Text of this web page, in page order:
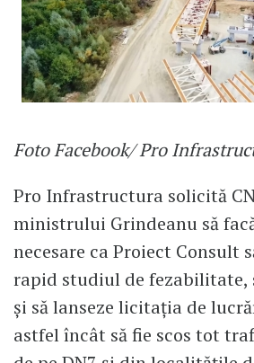
Foto Facebook/ Pro
Pro Infrastructura solicită
ministrului Grindeanu să
necesare ca Proiect Consult
rapid studiul de fezabilitate,
și să lanseze licitația de
astfel încât să fie scos tot